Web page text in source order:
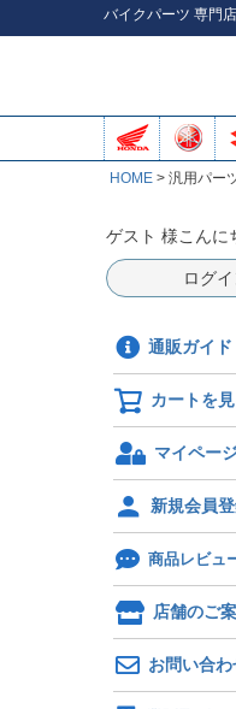
バイクパーツ 専門
HOME 汎用パー
ゲスト 様こんに
ログ
通販ガイド
カートを
マイペー
新規会員
商品レビュ
店舗のご
お問い合わ